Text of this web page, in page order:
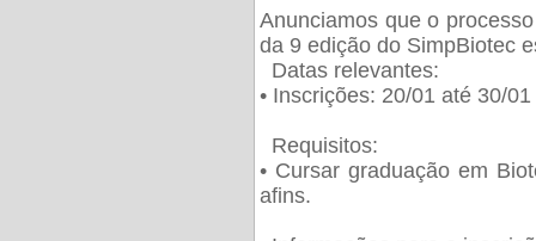
Anunciamos que o
da 9 edição do SimpBiotec
Datas relevantes:
• Inscrições: 20/01 até 30/01
Requisitos:
• Cursar graduação em
afins.